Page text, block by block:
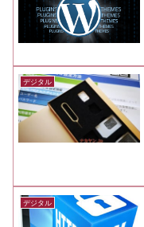
デジタル
デジタル